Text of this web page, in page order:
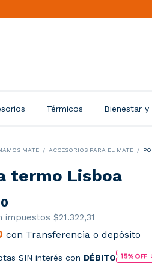
Térmicos Bienestar y
MATE / ACCESORIOS PARA EL MATE /
termo Lisboa
impuestos$21.322,31
con Transferencia o depósito
SIN interés con DÉBITO